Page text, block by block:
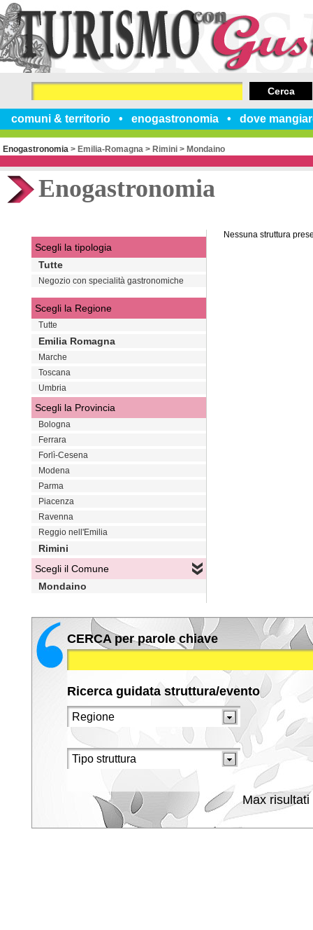
comuni & territorio enogastronomia dove
Cerca
Enogastronomia > Emilia-Romagna > Rimini > Mondaino
Enogastronomia
Nessuna struttura
Scegli la tipologia
Tutte
Negozio con specialità gastronomiche
Scegli la Regione
Tutte
Emilia Romagna
Marche
Toscana
Umbria
Scegli la Provincia
Bologna
Ferrara
Forlì-Cesena
Modena
Parma
Piacenza
Ravenna
Reggio nell'Emilia
Rimini
Scegli il Comune
Mondaino
CERCA per parole chiave
Ricerca guidata struttura/evento
Max risultati